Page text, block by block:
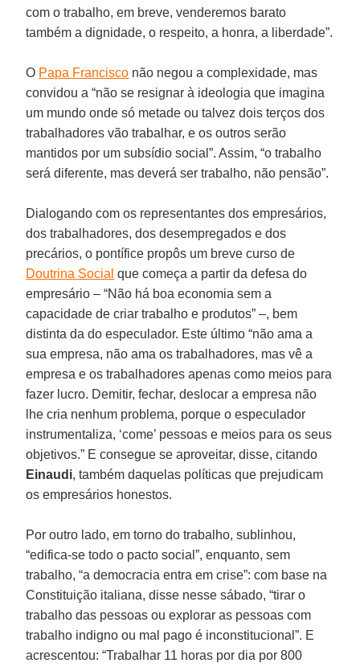
com o trabalho, em breve, venderemos barato
também a dignidade, o respeito, a honra, a liberdade”.
O Papa Francisco não negou a complexidade, mas
convidou a “não se resignar à ideologia que imagina
um mundo onde só metade ou talvez dois terços dos
trabalhadores vão trabalhar, e os outros serão
mantidos por um subsídio social”. Assim, “o trabalho
será diferente, mas deverá ser trabalho, não pensão”.
Dialogando com os representantes dos empresários,
dos trabalhadores, dos desempregados e dos
precários, o pontífice propôs um breve curso de
Doutrina Social que começa a partir da defesa do
empresário – “Não há boa economia sem a
capacidade de criar trabalho e produtos” –, bem
distinta da do especulador. Este último “não ama a
sua empresa, não ama os trabalhadores, mas vê a
empresa e os trabalhadores apenas como meios para
fazer lucro. Demitir, fechar, deslocar a empresa não
lhe cria nenhum problema, porque o especulador
instrumentaliza, ‘come’ pessoas e meios para os seus
objetivos.” E consegue se aproveitar, disse, citando
Einaudi, também daquelas políticas que prejudicam
os empresários honestos.
Por outro lado, em torno do trabalho, sublinhou,
“edifica-se todo o pacto social”, enquanto, sem
trabalho, “a democracia entra em crise”: com base na
Constituição italiana, disse nesse sábado, “tirar o
trabalho das pessoas ou explorar as pessoas com
trabalho indigno ou mal pago é inconstitucional”. E
acrescentou: “Trabalhar 11 horas por dia por 800